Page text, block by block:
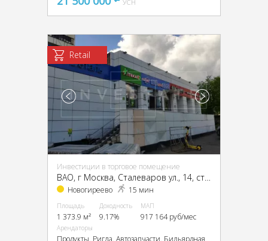
УСН
Retail
Инвестиции в торговое помещение
Новогиреево 15 мин
Площадь
1 373.9 м²
Доходность
9.17%
МАП
917 164 руб/мес
Арендаторы
Продукты, Ригла, Автозапчасти, Бильярдная